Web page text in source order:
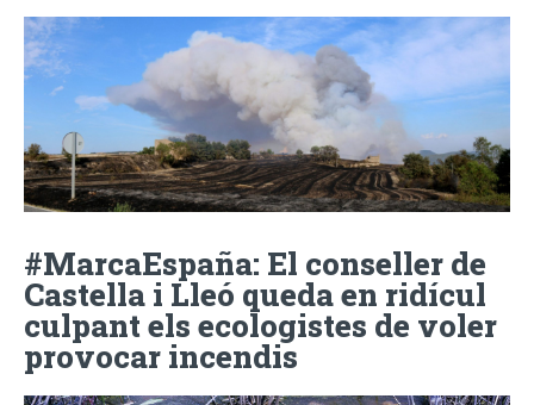
#MarcaEspaña: El conseller de
Castella i Lleó queda en ridícul
culpant els ecologistes de voler
provocar incendis